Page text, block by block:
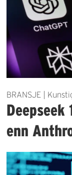
BRANSJE |
enn